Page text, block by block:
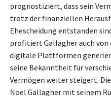
prognostiziert, dass sein
trotz der finanziellen
Ehescheidung entstanden
profitiert Gallagher auch von
digitale Plattformen
seine Bekanntheit für
Vermögen weiter steigert.
Noel Gallagher mit seinem